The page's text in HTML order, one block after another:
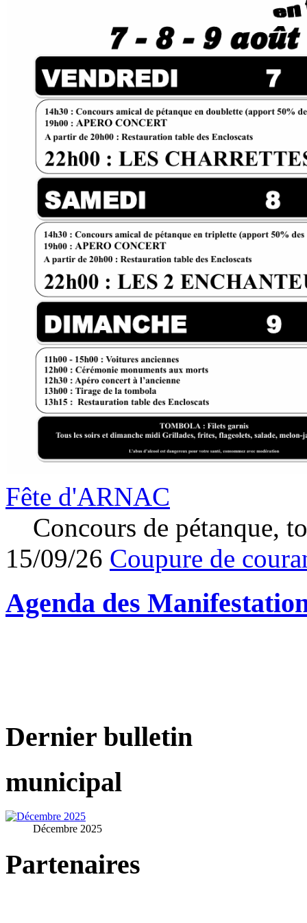
Fête d'ARNAC
Concours de pétanque,
15/09/26 Coupure de
Agenda des
Dernier bulletin
municipal
Décembre 2025
Partenaires